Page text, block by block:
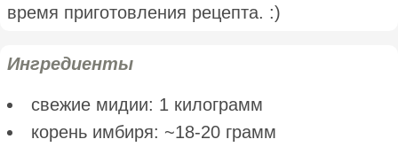
время приготовления рецепта. :)
Ингредиенты
свежие мидии: 1 килограмм
корень имбиря: ~18-20 грамм